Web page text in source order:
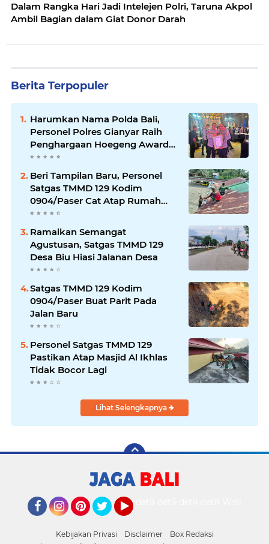
Dalam Rangka Hari Jadi Intelejen Polri, Taruna Akpol
Ambil Bagian dalam Giat Donor Darah
Berita Terpopuler
Harumkan Nama Polda Bali,
Personel Polres Gianyar Raih
Penghargaan Hoegeng Awards
2026
Beri Tampilan Baru, Personel
Satgas TMMD 129 Kodim
0904/Paser Cat Atap Rumah
Marbot
Ramaikan Semangat
Agustusan, Satgas TMMD 129
Desa Biu Hiasi Jalanan Desa
Satgas TMMD 129 Kodim
0904/Paser Buat Parit Pada
Jalan Baru
Personel Satgas TMMD 129
Pastikan Atap Masjid Al Ikhlas
Tidak Bocor Lagi
Lihat Selengkapnya
Kebijakan Privasi Disclaimer
Box Redaksi